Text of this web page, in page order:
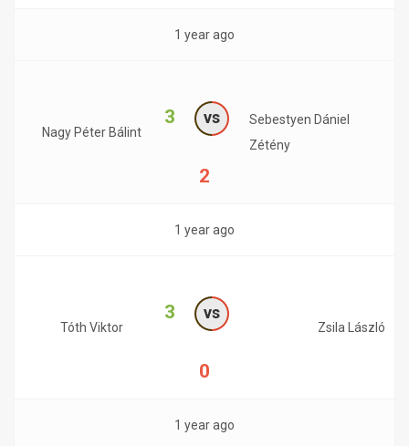
1 year ago
Nagy Péter Bálint
3 vs
2
Sebestyen Dániel
Zétény
1 year ago
Tóth Viktor
3 vs
0
Zsila László
1 year ago